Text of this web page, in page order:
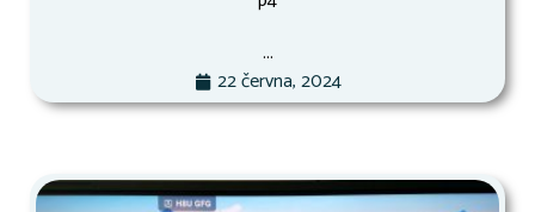
...
22 června, 2024